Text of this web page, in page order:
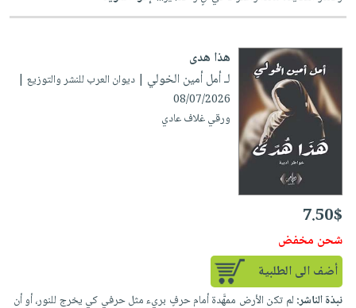
هذا هدى
لـ أمل أمين الخولي | ديوان العرب للنشر والتوزيع |
08/07/2026
ورقي غلاف عادي
7.50$
شحن مخفض
أضف الى الطلبية
نبذة الناشر: لم تكن الأرض ممهَّدة أمام حرفٍ بريٍء مثل حرفي كي يخرج للنور، أو أن